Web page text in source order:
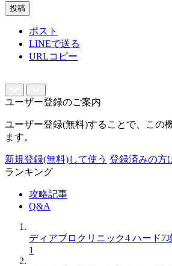
投稿
ポスト
LINEで送る
URLコピー
ユーザー登録のご案内
ユーザー登録(無料)することで、この
ます。
新規登録(無料)して使う 登録済みの方
ランキング
攻略記事
Q&A
ディアブロクリニック4 ハード7
1